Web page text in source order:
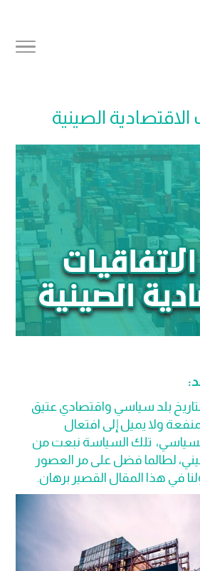
الاقتصادية الصينية
بلد سياسي واقتصادي عتيق
ولا يميل إلى افتعال
تلك السياسة نبعت من
لطالما فضل على مر العصور
في هذا المقال القصير برهان.